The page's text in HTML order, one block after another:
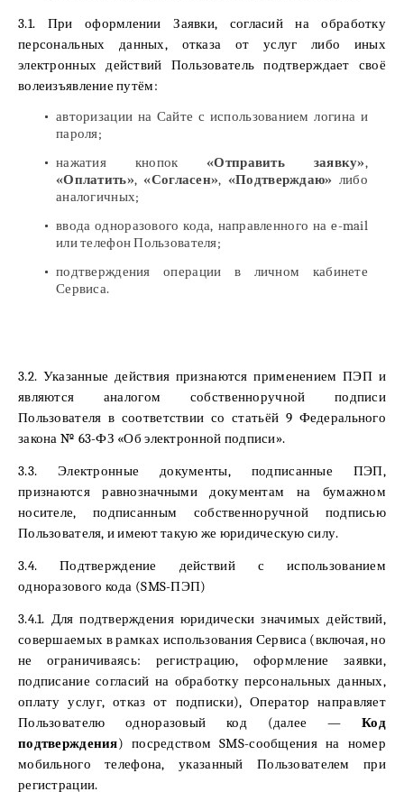
3.1. При оформлении Заявки, согласий на обработку
персональных данных, отказа от услуг либо иных
электронных действий Пользователь подтверждает своё
волеизъявление путём:
авторизации на Сайте с использованием логина и
пароля;
нажатия кнопок«Отправить заявку»,
«Оплатить»,«Согласен», «Подтверждаю» либо
аналогичных;
ввода одноразового кода, направленного на e-mail
или телефон Пользователя;
подтверждения операции в личном кабинете
Сервиса.
3.2. Указанные действия признаются применением ПЭП и
являются аналогом собственноручной подписи
Пользователя в соответствии со статьёй 9 Федерального
закона № 63-ФЗ «Об электронной подписи».
3.3. Электронные документы, подписанные ПЭП,
признаются равнозначными документам на бумажном
носителе, подписанным собственноручной подписью
Пользователя, и имеют такую же юридическую силу.
3.4. Подтверждение действий с использованием
одноразового кода (SMS-ПЭП)
3.4.1. Для подтверждения юридически значимых действий,
совершаемых в рамках использования Сервиса (включая, но
не ограничиваясь: регистрацию, оформление заявки,
подписание согласий на обработку персональных данных,
оплату услуг, отказ от подписки), Оператор направляет
Пользователю одноразовый код (далее —Код
подтверждения) посредством SMS-сообщения на номер
мобильного телефона, указанный Пользователем при
регистрации.